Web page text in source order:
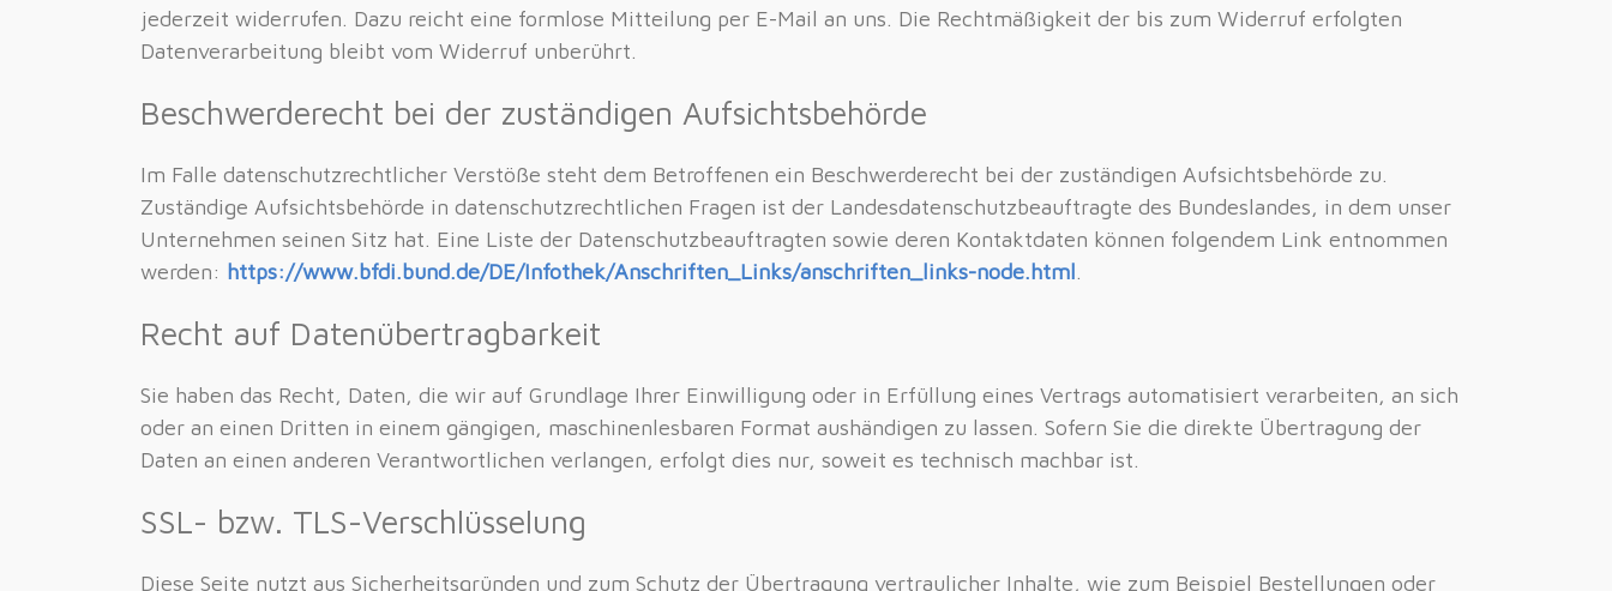
jederzeit widerrufen. Dazu reicht eine formlose Mitteilung per E-Mail an uns. Die Rechtmäßigkeit der bis zum Widerruf erfolgten
Datenverarbeitung bleibt vom Widerruf unberührt.
Beschwerderecht bei der zuständigen Aufsichtsbehörde
Im Falle datenschutzrechtlicher Verstöße steht dem Betroffenen ein Beschwerderecht bei der zuständigen Aufsichtsbehörde zu.
Zuständige Aufsichtsbehörde in datenschutzrechtlichen Fragen ist der Landesdatenschutzbeauftragte des Bundeslandes, in dem unser
Unternehmen seinen Sitz hat. Eine Liste der Datenschutzbeauftragten sowie deren Kontaktdaten können folgendem Link entnommen
werden: https://www.bfdi.bund.de/DE/Infothek/Anschriften_Links/anschriften_links-node.html
Recht auf Datenübertragbarkeit
Sie haben das Recht, Daten, die wir auf Grundlage Ihrer Einwilligung oder in Erfüllung eines Vertrags automatisiert verarbeiten, an sich
oder an einen Dritten in einem gängigen, maschinenlesbaren Format aushändigen zu lassen. Sofern Sie die direkte Übertragung der
Daten an einen anderen Verantwortlichen verlangen, erfolgt dies nur, soweit es technisch machbar ist.
SSL- bzw. TLS-Verschlüsselung
Diese Seite nutzt aus Sicherheitsgründen und zum Schutz der Übertragung vertraulicher Inhalte, wie zum Beispiel Bestellungen oder